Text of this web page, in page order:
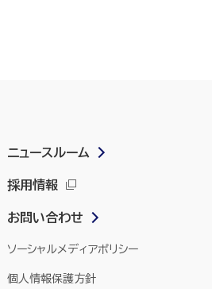
ニュースルーム
採用情報
お問い合わせ
ソーシャルメディアポリシー
個人情報保護方針